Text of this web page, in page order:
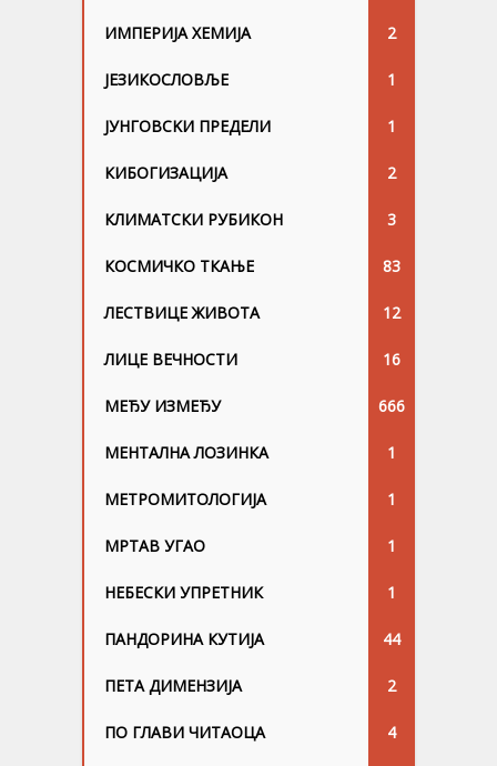
ИМПЕРИЈА ХЕМИЈА 2
ЈЕЗИКОСЛОВЉЕ 1
ЈУНГОВСKИ ПРЕДЕЛИ 1
КИБОГИЗАЦИЈА 2
КЛИМАТСКИ РУБИКОН 3
КОСМИЧКО ТКАЊЕ 83
ЛЕСТВИЦЕ ЖИВОТА 12
ЛИЦЕ ВЕЧНОСТИ 16
МЕЂУ ИЗМЕЂУ 666
МЕНТАЛНА ЛОЗИНКА 1
МЕТРОМИТОЛОГИЈА 1
МРТАВ УГАО 1
НЕБЕСКИ УПРЕТНИК 1
ПАНДОРИНА КУТИЈА 44
ПЕТА ДИМЕНЗИЈА 2
ПО ГЛАВИ ЧИТАОЦА 4